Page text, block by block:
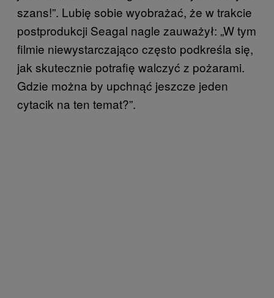
szans!”. Lubię sobie wyobrażać, że w trakcie
postprodukcji Seagal nagle zauważył: „W tym
filmie niewystarczająco często podkreśla się,
jak skutecznie potrafię walczyć z pożarami.
Gdzie można by upchnąć jeszcze jeden
cytacik na ten temat?”.